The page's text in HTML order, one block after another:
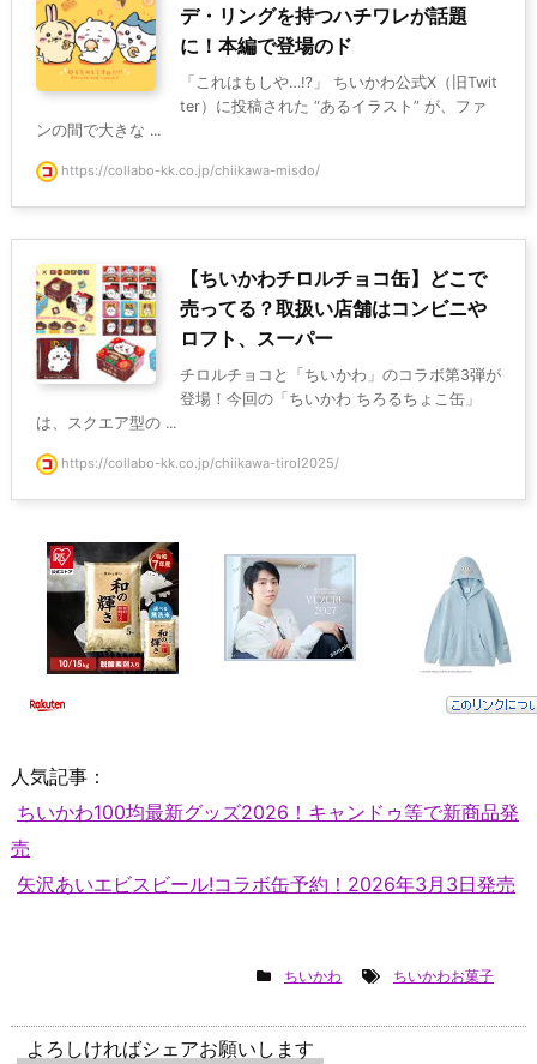
デ・リングを持つハチワレが話題
に！本編で登場のド
「これはもしや…⁉」 ちいかわ公式X（旧Twit
ter）に投稿された “あるイラスト” が、ファ
ンの間で大きな ...
https://collabo-kk.co.jp/chiikawa-misdo/
【ちいかわチロルチョコ缶】どこで
売ってる？取扱い店舗はコンビニや
ロフト、スーパー
チロルチョコと「ちいかわ」のコラボ第3弾が
登場！今回の「ちいかわ ちろるちょこ缶」
は、スクエア型の ...
https://collabo-kk.co.jp/chiikawa-tirol2025/
人気記事：
ちいかわ100均最新グッズ2026！キャンドゥ等で新商品発
売
矢沢あいエビスビール!コラボ缶予約！2026年3月3日発売
ちいかわ ちいかわお菓子
よろしければシェアお願いします